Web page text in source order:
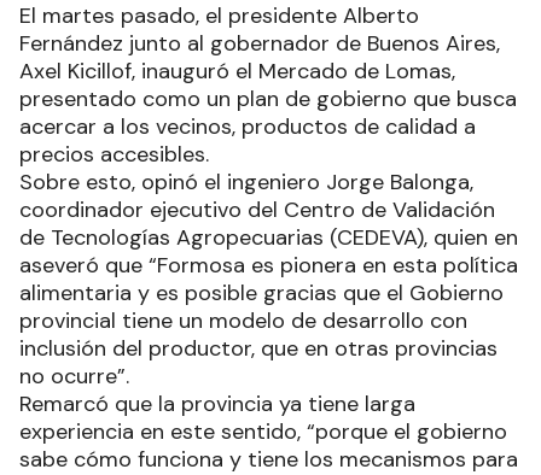
El martes pasado, el presidente Alberto
Fernández junto al gobernador de Buenos Aires,
Axel Kicillof, inauguró el Mercado de Lomas,
presentado como un plan de gobierno que busca
acercar a los vecinos, productos de calidad a
precios accesibles.
Sobre esto, opinó el ingeniero Jorge Balonga,
coordinador ejecutivo del Centro de Validación
de Tecnologías Agropecuarias (CEDEVA), quien en
aseveró que “Formosa es pionera en esta política
alimentaria y es posible gracias que el Gobierno
provincial tiene un modelo de desarrollo con
inclusión del productor, que en otras provincias
no ocurre”.
Remarcó que la provincia ya tiene larga
experiencia en este sentido, “porque el gobierno
sabe cómo funciona y tiene los mecanismos para